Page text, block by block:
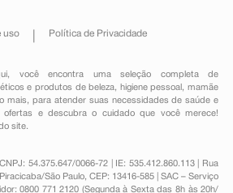
uso Política de Privacidade
você encontra uma seleção completa de
e produtos de beleza, higiene pessoal ,mamãe
mais, para atender suas necessidades de saúde e
ofertas e descubra o cuidado que você merece!
site.
54.375.647/0066-72 | IE: 535.412.860.113 | Rua
São Paulo, CEP: 13416-585 | SAC – Serviço
0800 771 2120 (Segunda à Sexta das 8h às 20h/